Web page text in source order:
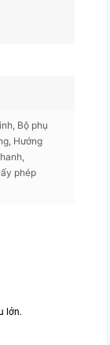
Bộ phụ
Hướng
phép
lớn.